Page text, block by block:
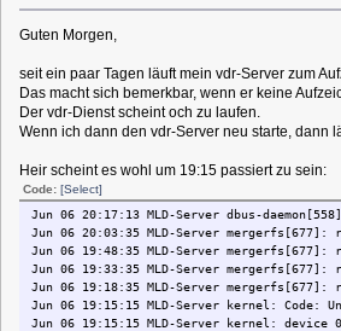
Guten Morgen,
seit ein paar Tagen läuft mein vdr-Server zum
Das macht sich bemerkbar, wenn er keine
Der vdr-Dienst scheint och zu laufen.
Wenn ich dann den vdr-Server neu starte, dann
Heir scheint es wohl um 19:15 passiert zu sein:
Code: [Select]
Jun 06 20:17:13 MLD-Server dbus-
Jun 06 20:03:35 MLD-Server
Jun 06 19:48:35 MLD-Server
Jun 06 19:33:35 MLD-Server
Jun 06 19:18:35 MLD-Server
Jun 06 19:15:15 MLD-Server kernel:
Jun 06 19:15:15 MLD-Server kernel: